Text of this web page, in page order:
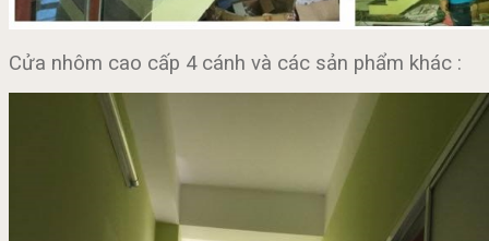
Cửa nhôm cao cấp 4 cánh và các sản phẩm khác :